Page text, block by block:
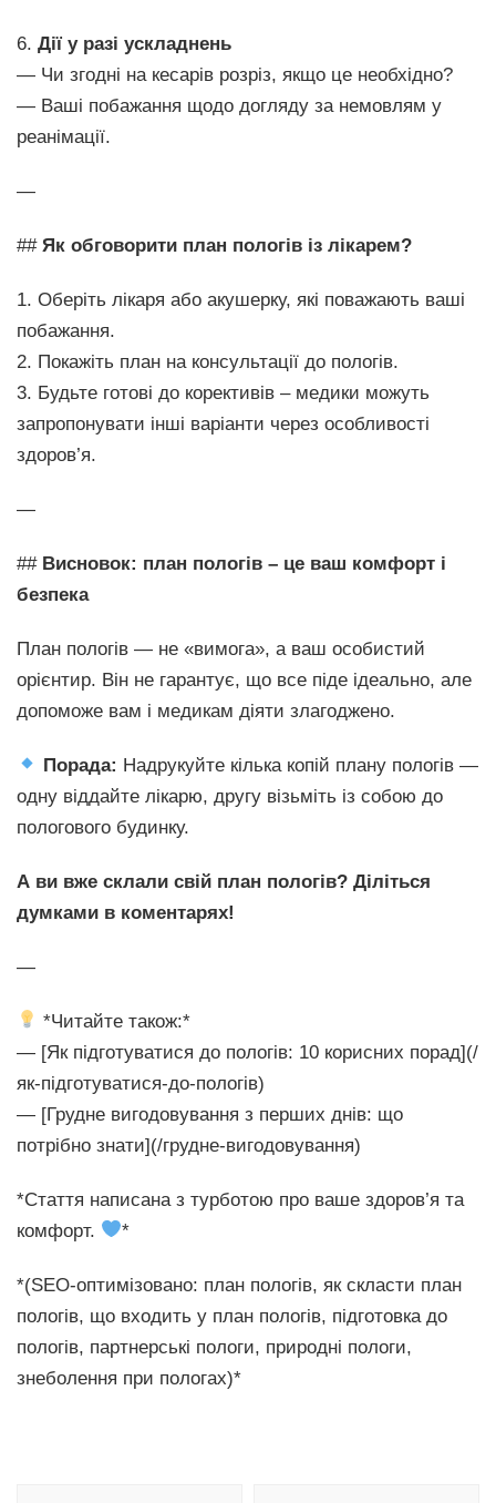
6. Дії у разі ускладнень
— Чи згодні на кесарів розріз, якщо це необхідно?
— Ваші побажання щодо догляду за немовлям у
реанімації.
—
## Як обговорити план пологів із лікарем?
1. Оберіть лікаря або акушерку, які поважають ваші
побажання.
2. Покажіть план на консультації до пологів.
3. Будьте готові до корективів – медики можуть
запропонувати інші варіанти через особливості
здоров’я.
—
## Висновок: план пологів – це ваш комфорт і
безпека
План пологів — не «вимога», а ваш особистий
орієнтир. Він не гарантує, що все піде ідеально, але
допоможе вам і медикам діяти злагоджено.
Порада: Надрукуйте кілька копій плану пологів —
одну віддайте лікарю, другу візьміть із собою до
пологового будинку.
А ви вже склали свій план пологів? Діліться
думками в коментарях!
—
*Читайте також:*
— [Як підготуватися до пологів: 10 корисних порад](/
як-підготуватися-до-пологів)
— [Грудне вигодовування з перших днів: що
потрібно знати](/грудне-вигодовування)
*Стаття написана з турботою про ваше здоров’я та
комфорт.
*
*(SEO-оптимізовано: план пологів, як скласти план
пологів, що входить у план пологів, підготовка до
пологів, партнерські пологи, природні пологи,
знеболення при пологах)*